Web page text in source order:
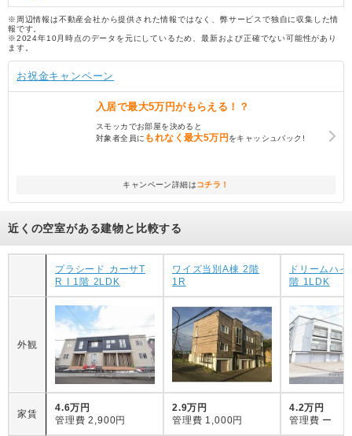
※周辺情報は不動産会社から提供された情報ではなく、弊サービスで独自に収集した情
報です。
※2024年10月時点のデータを元にしているため、最新および正確でない可能性があり
ます。
お祝金キャンペーン
入居で最大5万円がもらえる！？
スモッカでお部屋を決めると
対象者全員に もれなく最大5万円をキャッシュバック!
キャンペーン詳細はコチラ！
近くの空室がある建物と比較する
プラシード カーサT
R I 1階 2LDK
ワイズ当別A棟 2階
1R
ドリームハ
階 1LDK
外観
家賃
4.6万円
管理費 2,900円
2.9万円
管理費 1,000円
4.2万円
管理費 ー